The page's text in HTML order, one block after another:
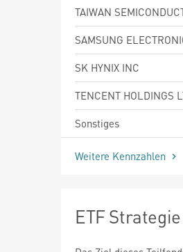
TAIWAN
SAMSUNG
SK HYNIX INC
TENCENT HOLDINGS
Sonstiges
Weitere Kennzahlen
ETF Strategie